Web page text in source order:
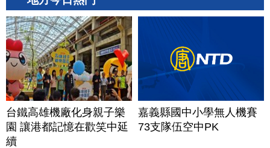
台鐵高雄機廠化身親子樂
園 讓港都記憶在歡笑中延
續
嘉義縣國中小學無人機賽
73支隊伍空中PK